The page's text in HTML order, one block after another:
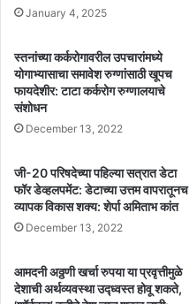
January 4, 2025
स्तनांच्या कर्करोगावरील उपचारांमध्ये
योगाभ्यासाचा समावेश रुग्णांसाठी खूपच
फायदेशीर: टाटा कर्करोग रुग्णालयाचे
संशोधन
December 13, 2022
जी-20 परिषदेच्या पहिल्या सत्रात डेटा
फॉर डेव्हलपमेंट: डेटाच्या उत्तम वापरातूनच
व्यापक विकास शक्य: शेर्पा अमिताभ कांत
December 13, 2022
आमदनी अठ्ठणी खर्चा रुपया या प्रवृत्तीमुळे
देशाची अर्थव्यवस्था उद्ध्वस्त होवू शकते,